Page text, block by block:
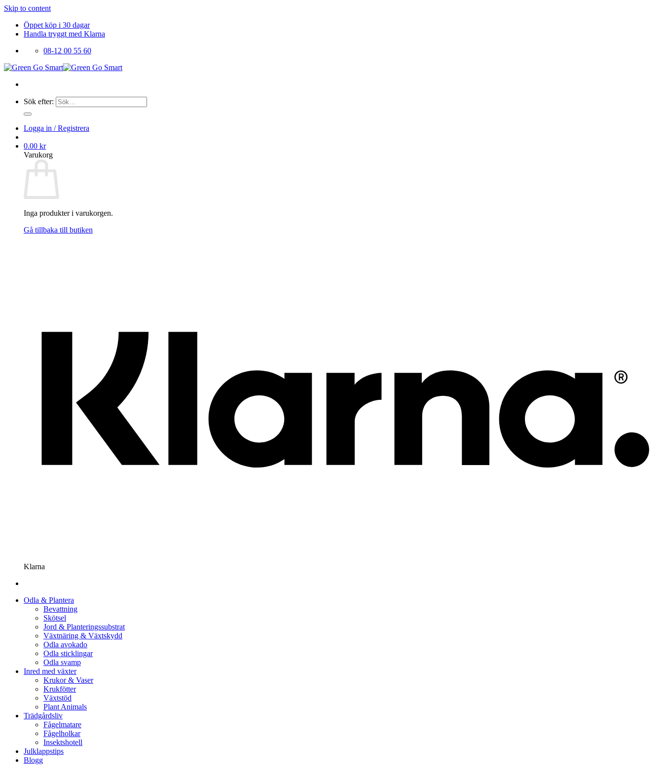
Skip to content
Öppet köp i 30 dagar
Handla tryggt med Klarna
08-12 00 55 60
Sök efter:
Logga in / Registrera
0.00 kr
Varukorg
Inga produkter i varukorgen.
Gå tillbaka till butiken
Klarna
Odla & Plantera
Bevattning
Skötsel
Jord & Planteringssubstrat
Växtnäring & Växtskydd
Odla avokado
Odla sticklingar
Odla svamp
Inred med växter
Krukor & Vaser
Krukfötter
Växtstöd
Plant Animals
Trädgårdsliv
Fågelmatare
Fågelholkar
Insektshotell
Julklappstips
Blogg